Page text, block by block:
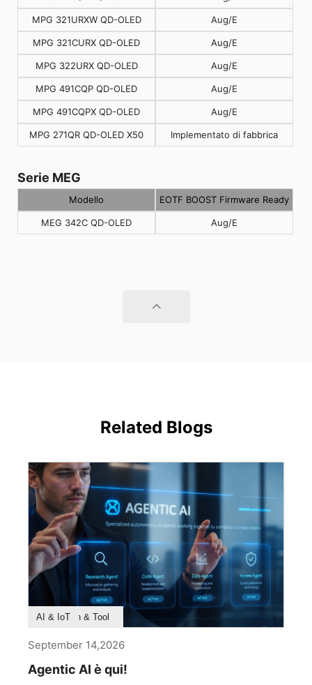
MPG 321URXW QD-OLED Aug/E
MPG 321CURX QD-OLED Aug/E
MPG 322URX QD-OLED Aug/E
MPG 491CQP QD-OLED Aug/E
MPG 491CQPX QD-OLED Aug/E
MPG 271QR QD-OLED X50 Implementato di fabbrica
Serie MEG
Modello EOTF BOOST Firmware Ready
MEG 342C QD-OLED Aug/E
Related Blogs
Product Feature
Survey & Research
Application & Tool
AI & IoT
September 14,2026
Agentic AI è qui!